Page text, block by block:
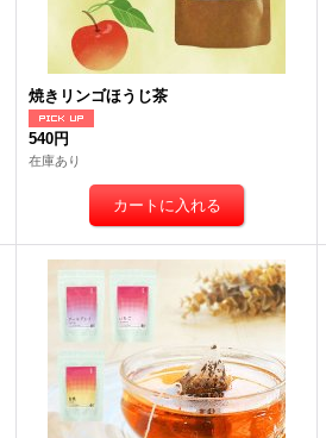
焼きリンゴほうじ茶
540円
在庫あり